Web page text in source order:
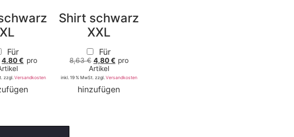
XL
Für
4,80€ pro
zzgl. Versandkosten
Shirt schwarz
XXL
Für
8,63€ 4,80€ pro
Artikel
inkl. 19 % MwSt. zzgl.Versandkosten
hinzufügen